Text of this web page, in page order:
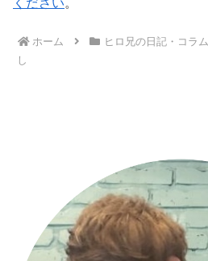
ホーム ヒロ兄の日記・コラム
し